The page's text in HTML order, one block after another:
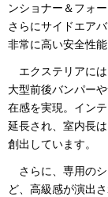
ンショナー＆フォ
さらにサイドエア
非常に高い安全性
エクステリアに
大型前後バンパー
在感を実現。イン
延長され、室内長
創出しています。
さらに、専用の
ど、高級感が演出さ